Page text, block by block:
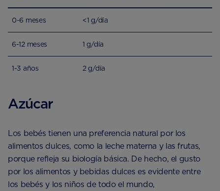
0-6 meses <1 g/día
6-12 meses 1 g/día
1-3 años 2 g/día
Azúcar
Los bebés tienen una preferencia natural por los
alimentos dulces, como la leche materna y las frutas,
porque refleja su biología básica. De hecho, el gusto
por los alimentos y bebidas dulces es evidente entre
los bebés y los niños de todo el mundo,